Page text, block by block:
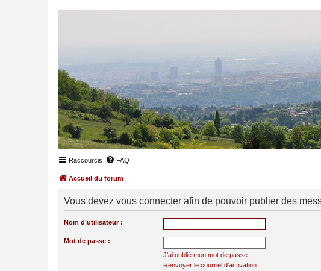
Raccourcis FAQ
Accueil du forum
Vous devez vous connecter afin de pouvoir publier des
Nom d’utilisateur :
Mot de passe :
J’ai oublié mon mot de passe
Renvoyer le courriel d’activation